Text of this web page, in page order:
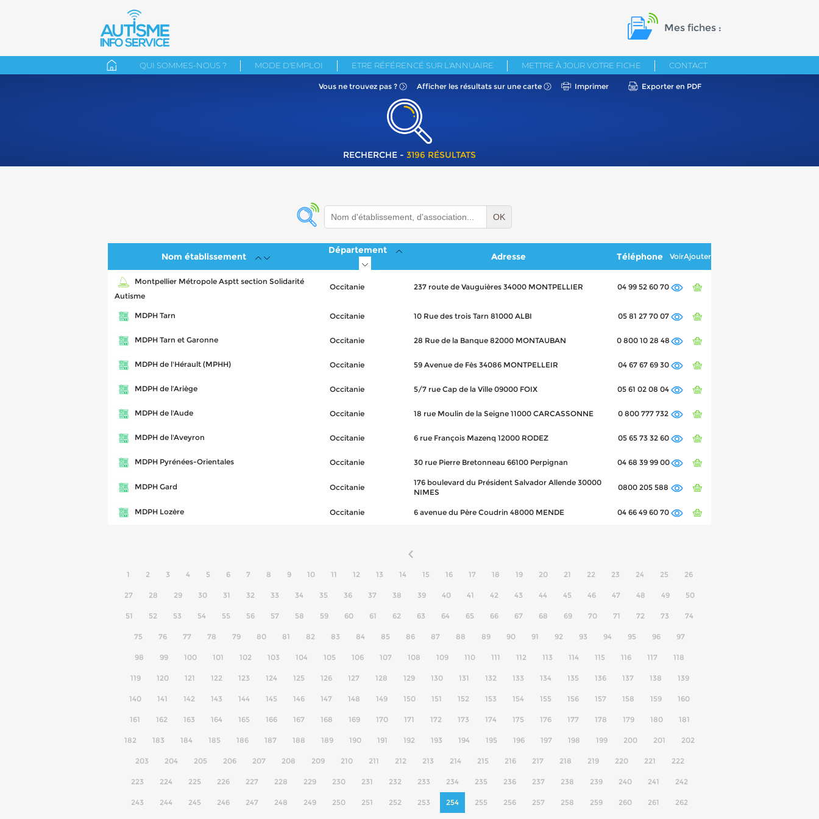
Mes fiches :
QUI SOMMES-NOUS ? MODE D'EMPLOI ETRE RÉFÉRENCÉ SUR L'ANNUAIRE METTRE À JOUR VOTRE FICHE CONTACT
Vous ne trouvez pas ? Afficher les résultats sur une carte Imprimer Exporter en PDF
RECHERCHE - 3196 RÉSULTATS
OK
Nom établissement
Département
Adresse Téléphone VoirAjouter
Montpellier Métropole Asptt section Solidarité
Autisme
Occitanie 237 route de Vauguières 34000 MONTPELLIER 04 99 52 60 70
MDPH Tarn Occitanie 10 Rue des trois Tarn 81000 ALBI 05 81 27 70 07
MDPH Tarn et Garonne Occitanie 28 Rue de la Banque 82000 MONTAUBAN 0 800 10 28 48
MDPH de l'Hérault (MPHH) Occitanie 59 Avenue de Fès 34086 MONTPELLEIR 04 67 67 69 30
MDPH de l’Ariège Occitanie 5/7 rue Cap de la Ville 09000 FOIX 05 61 02 08 04
MDPH de l'Aude Occitanie 18 rue Moulin de la Seigne 11000 CARCASSONNE 0 800 777 732
MDPH de l'Aveyron Occitanie 6 rue François Mazenq 12000 RODEZ 05 65 73 32 60
MDPH Pyrénées-Orientales Occitanie 30 rue Pierre Bretonneau 66100 Perpignan 04 68 39 99 00
MDPH Gard Occitanie
176 boulevard du Président Salvador Allende 30000
NIMES
0800 205 588
MDPH Lozère Occitanie 6 avenue du Père Coudrin 48000 MENDE 04 66 49 60 70
1 2 3 4 5 6 7 8 9 10 11 12 13 14 15 16 17 18 19 20 21 22 23 24 25 26
27 28 29 30 31 32 33 34 35 36 37 38 39 40 41 42 43 44 45 46 47 48 49 50
51 52 53 54 55 56 57 58 59 60 61 62 63 64 65 66 67 68 69 70 71 72 73 74
75 76 77 78 79 80 81 82 83 84 85 86 87 88 89 90 91 92 93 94 95 96 97
98 99 100 101 102 103 104 105 106 107 108 109 110 111 112 113 114 115 116 117 118
119 120 121 122 123 124 125 126 127 128 129 130 131 132 133 134 135 136 137 138 139
140 141 142 143 144 145 146 147 148 149 150 151 152 153 154 155 156 157 158 159 160
161 162 163 164 165 166 167 168 169 170 171 172 173 174 175 176 177 178 179 180 181
182 183 184 185 186 187 188 189 190 191 192 193 194 195 196 197 198 199 200 201 202
203 204 205 206 207 208 209 210 211 212 213 214 215 216 217 218 219 220 221 222
223 224 225 226 227 228 229 230 231 232 233 234 235 236 237 238 239 240 241 242
243 244 245 246 247 248 249 250 251 252 253 254 255 256 257 258 259 260 261 262